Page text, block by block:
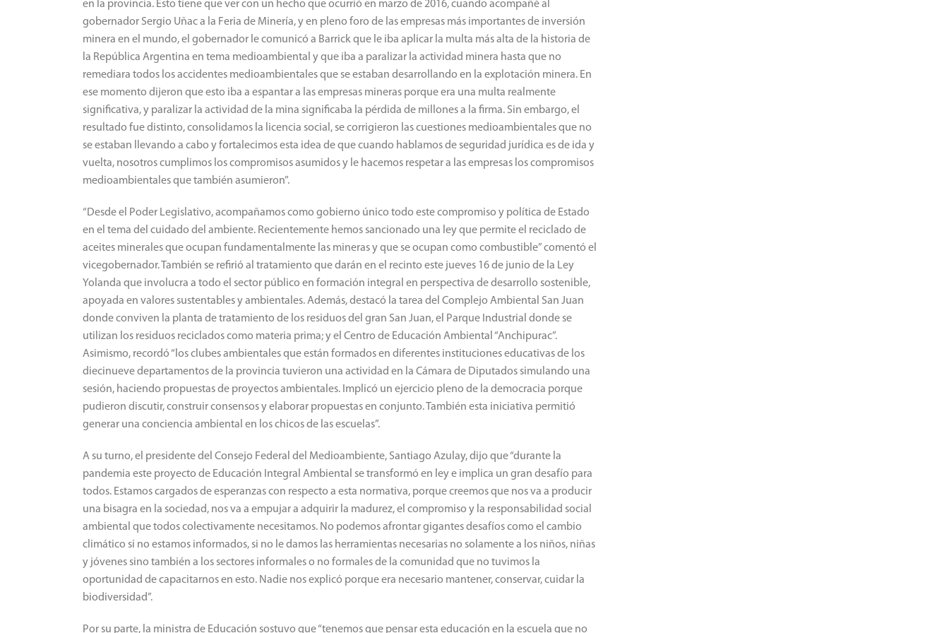
en la provincia. Esto tiene que ver con un hecho que ocurrió en marzo de 2016, cuando acompañé al
gobernador Sergio Uñac a la Feria de Minería, y en pleno foro de las empresas más importantes de inversión
minera en el mundo, el gobernador le comunicó a Barrick que le iba aplicar la multa más alta de la historia de
la República Argentina en tema medioambiental y que iba a paralizar la actividad minera hasta que no
remediara todos los accidentes medioambientales que se estaban desarrollando en la explotación minera. En
ese momento dijeron que esto iba a espantar a las empresas mineras porque era una multa realmente
significativa, y paralizar la actividad de la mina significaba la pérdida de millones a la firma. Sin embargo, el
resultado fue distinto, consolidamos la licencia social, se corrigieron las cuestiones medioambientales que no
se estaban llevando a cabo y fortalecimos esta idea de que cuando hablamos de seguridad jurídica es de ida y
vuelta, nosotros cumplimos los compromisos asumidos y le hacemos respetar a las empresas los compromisos
medioambientales que también asumieron”.
“Desde el Poder Legislativo, acompañamos como gobierno único todo este compromiso y política de Estado
en el tema del cuidado del ambiente. Recientemente hemos sancionado una ley que permite el reciclado de
aceites minerales que ocupan fundamentalmente las mineras y que se ocupan como combustible” comentó el
vicegobernador. También se refirió al tratamiento que darán en el recinto este jueves 16 de junio de la Ley
Yolanda que involucra a todo el sector público en formación integral en perspectiva de desarrollo sostenible,
apoyada en valores sustentables y ambientales. Además, destacó la tarea del Complejo Ambiental San Juan
donde conviven la planta de tratamiento de los residuos del gran San Juan, el Parque Industrial donde se
utilizan los residuos reciclados como materia prima; y el Centro de Educación Ambiental “Anchipurac”.
Asimismo, recordó “los clubes ambientales que están formados en diferentes instituciones educativas de los
diecinueve departamentos de la provincia tuvieron una actividad en la Cámara de Diputados simulando una
sesión, haciendo propuestas de proyectos ambientales. Implicó un ejercicio pleno de la democracia porque
pudieron discutir, construir consensos y elaborar propuestas en conjunto. También esta iniciativa permitió
generar una conciencia ambiental en los chicos de las escuelas”.
A su turno, el presidente del Consejo Federal del Medioambiente, Santiago Azulay, dijo que “durante la
pandemia este proyecto de Educación Integral Ambiental se transformó en ley e implica un gran desafío para
todos. Estamos cargados de esperanzas con respecto a esta normativa, porque creemos que nos va a producir
una bisagra en la sociedad, nos va a empujar a adquirir la madurez, el compromiso y la responsabilidad social
ambiental que todos colectivamente necesitamos. No podemos afrontar gigantes desafíos como el cambio
climático si no estamos informados, si no le damos las herramientas necesarias no solamente a los niños, niñas
y jóvenes sino también a los sectores informales o no formales de la comunidad que no tuvimos la
oportunidad de capacitarnos en esto. Nadie nos explicó porque era necesario mantener, conservar, cuidar la
biodiversidad”.
Por su parte, la ministra de Educación sostuvo que “tenemos que pensar esta educación en la escuela que no